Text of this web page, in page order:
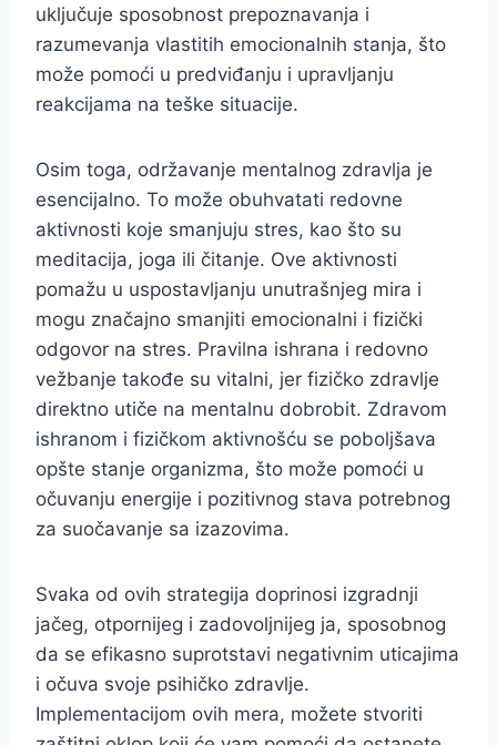
uključuje sposobnost prepoznavanja i
razumevanja vlastitih emocionalnih stanja, što
može pomoći u predviđanju i upravljanju
reakcijama na teške situacije.
Osim toga, održavanje mentalnog zdravlja je
esencijalno. To može obuhvatati redovne
aktivnosti koje smanjuju stres, kao što su
meditacija, joga ili čitanje. Ove aktivnosti
pomažu u uspostavljanju unutrašnjeg mira i
mogu značajno smanjiti emocionalni i fizički
odgovor na stres. Pravilna ishrana i redovno
vežbanje takođe su vitalni, jer fizičko zdravlje
direktno utiče na mentalnu dobrobit. Zdravom
ishranom i fizičkom aktivnošću se poboljšava
opšte stanje organizma, što može pomoći u
očuvanju energije i pozitivnog stava potrebnog
za suočavanje sa izazovima.
Svaka od ovih strategija doprinosi izgradnji
jačeg, otpornijeg i zadovoljnijeg ja, sposobnog
da se efikasno suprotstavi negativnim uticajima
i očuva svoje psihičko zdravlje.
Implementacijom ovih mera, možete stvoriti